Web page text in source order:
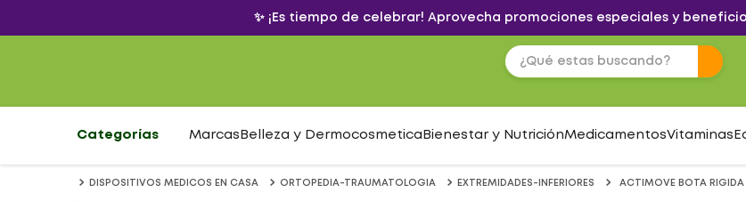
✨ ¡Es tiempo de celebrar! Aprovecha promociones especiales y
Categorías Marcas Belleza y Dermocosmetica Bienestar y NutriciónMedicamentosVitaminas
DISPOSITIVOS MEDICOS EN CASA ORTOPEDIA-TRAUMATOLOGIA EXTREMIDADES-INFERIORES ACTIMOVE BOTA RIGIDA